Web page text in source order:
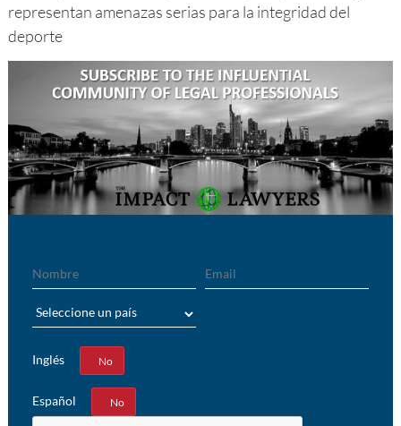
representan amenazas serias para la integridad del
deporte
Inglés
Sí No
Español
Sí No